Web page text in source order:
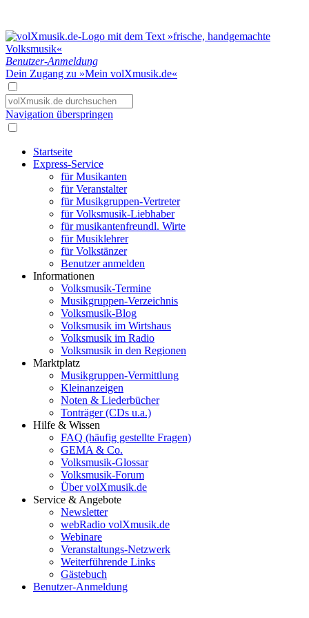
Benutzer-Anmeldung
Dein Zugang zu »Mein volXmusik.de«
Navigation überspringen
Startseite
Express-Service
für Musikanten
für Veranstalter
für Musikgruppen-Vertreter
für Volksmusik-Liebhaber
für musikantenfreundl. Wirte
für Musiklehrer
für Volkstänzer
Benutzer anmelden
Informationen
Volksmusik-Termine
Musikgruppen-Verzeichnis
Volksmusik-Blog
Volksmusik im Wirtshaus
Volksmusik im Radio
Volksmusik in den Regionen
Marktplatz
Musikgruppen-Vermittlung
Kleinanzeigen
Noten & Liederbücher
Tonträger (CDs u.a.)
Hilfe & Wissen
FAQ (häufig gestellte Fragen)
GEMA & Co.
Volksmusik-Glossar
Volksmusik-Forum
Über volXmusik.de
Service & Angebote
Newsletter
webRadio volXmusik.de
Webinare
Veranstaltungs-Netzwerk
Weiterführende Links
Gästebuch
Benutzer-Anmeldung